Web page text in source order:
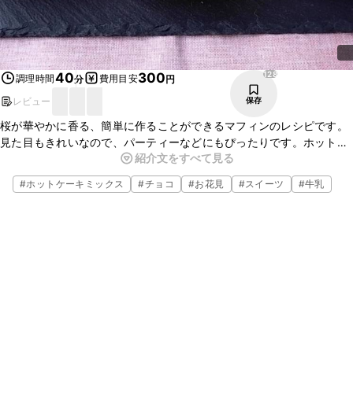
調理時間40分 費用目安300円
レビュー
128
保存
桜が華やかに香る、簡単に作ることができるマフィンのレシピです。
見た目もきれいなので、パーティーなどにもぴったりです。ホット
ケーキミックスで作るので、スイーツ作りが苦手な方でも失敗知らず
ですよ。
紹介文をすべて見る
#ホットケーキミックス #チョコ #お花見 #スイーツ #牛乳